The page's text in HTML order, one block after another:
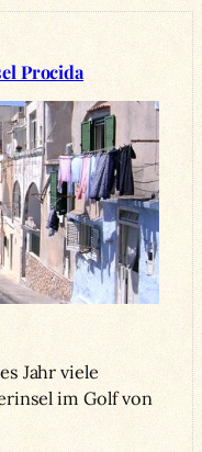
Procida
Jahr viele
im Golf von